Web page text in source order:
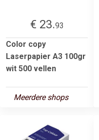
€ 23.93
Color copy
Laserpapier A3 100gr
wit 500 vellen
Meerdere shops